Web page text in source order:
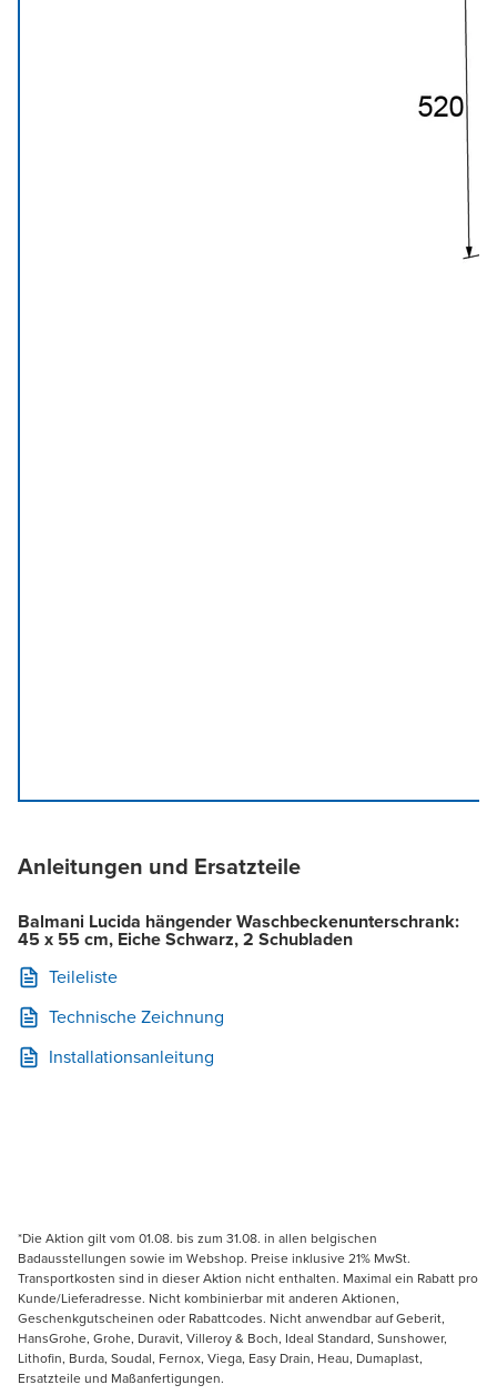
Anleitungen und Ersatzteile
Balmani Lucida hängender Waschbeckenunterschrank:
45 x 55 cm, Eiche Schwarz, 2 Schubladen
Teileliste
Technische Zeichnung
Installationsanleitung
*Die Aktion gilt vom 01.08. bis zum 31.08. in allen belgischen
Badausstellungen sowie im Webshop. Preise inklusive 21% MwSt.
Transportkosten sind in dieser Aktion nicht enthalten. Maximal ein Rabatt pro
Kunde/Lieferadresse. Nicht kombinierbar mit anderen Aktionen,
Geschenkgutscheinen oder Rabattcodes. Nicht anwendbar auf Geberit,
HansGrohe, Grohe, Duravit, Villeroy & Boch, Ideal Standard, Sunshower,
Lithofin, Burda, Soudal, Fernox, Viega, Easy Drain, Heau, Dumaplast,
Ersatzteile und Maßanfertigungen.